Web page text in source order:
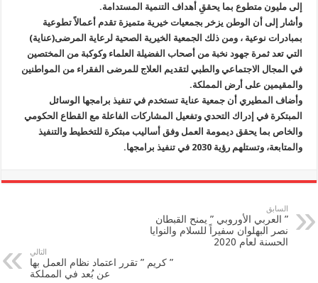
إلى مليون متطوع بما يحققِ أهداف التنمية المستدامة.
وأشار إلى أن الوطن يزخر بجمعيات خيرية متميزة تقدم أعمالاً تطوعية
بمبادرات نوعية ، ومن ذلك الجمعية الخيرية الصحية لرعاية المرضى(عناية)
التي تعد ثمرة جهود نخبة من أصحاب الفضيلة العلماء وكوكبة من المختصين
في المجال الاجتماعي والطبي لتقديم العلاج للمرضى الفقراء من المواطنين
والمقيمين على أرض المملكة.
وأضاف المطيري أن جمعية عناية تستخدم في تنفيذ برامجها الوسائل
المبتكرة في إدراك التحدي وتفعيل المشاركات الفاعلة مع القطاع الحكومي
والخاص بما يحقق ديمومة العمل وفق أساليب مبتكرة للتخطيط والتنفيذ
والمتابعة، وتستلهم رؤية 2030 في تنفيذ برامجها.
السابق
” العربي الأوروبي ” يمنح القبطان
نصر البهلوان سفيراً للسلام والنوايا
الحسنة لعام 2020
التالي
” كريم ” تقرر اعتماد نظام العمل بها
عن بُعد في المملكة